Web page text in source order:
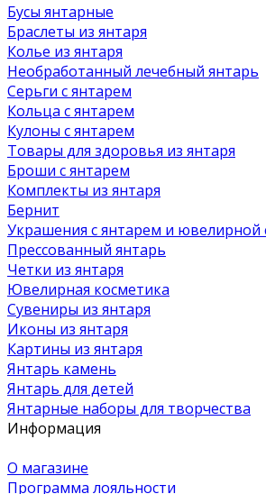
Бусы янтарные
Браслеты из янтаря
Колье из янтаря
Необработанный лечебный янтарь
Серьги с янтарем
Кольца с янтарем
Кулоны с янтарем
Товары для здоровья из янтаря
Броши с янтарем
Комплекты из янтаря
Бернит
Украшения с янтарем и ювелирной
Прессованный янтарь
Четки из янтаря
Ювелирная косметика
Сувениры из янтаря
Иконы из янтаря
Картины из янтаря
Янтарь камень
Янтарь для детей
Янтарные наборы для творчества
Информация
О магазине
Программа лояльности